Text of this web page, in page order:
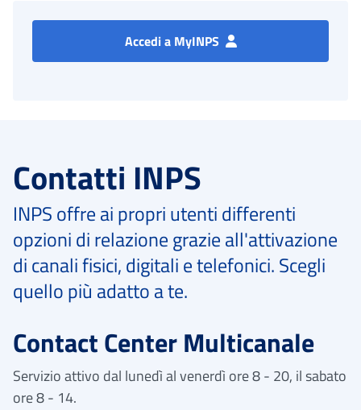
Accedi a MyINPS
Contatti INPS
INPS offre ai propri utenti differenti
opzioni di relazione grazie all'attivazione
di canali fisici, digitali e telefonici. Scegli
quello più adatto a te.
Contact Center Multicanale
Servizio attivo dal lunedì al venerdì ore 8 - 20, il sabato
ore 8 - 14.